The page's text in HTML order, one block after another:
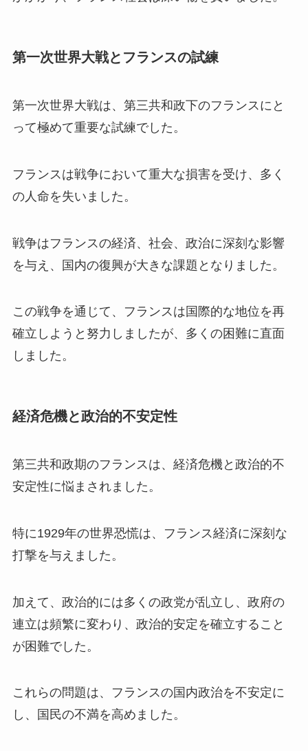
第一次世界大戦とフランスの試練
第一次世界大戦は、第三共和政下のフランスにと
って極めて重要な試練でした。
フランスは戦争において重大な損害を受け、多く
の人命を失いました。
戦争はフランスの経済、社会、政治に深刻な影響
を与え、国内の復興が大きな課題となりました。
この戦争を通じて、フランスは国際的な地位を再
確立しようと努力しましたが、多くの困難に直面
しました。
経済危機と政治的不安定性
第三共和政期のフランスは、経済危機と政治的不
安定性に悩まされました。
特に1929年の世界恐慌は、フランス経済に深刻な
打撃を与えました。
加えて、政治的には多くの政党が乱立し、政府の
連立は頻繁に変わり、政治的安定を確立すること
が困難でした。
これらの問題は、フランスの国内政治を不安定に
し、国民の不満を高めました。